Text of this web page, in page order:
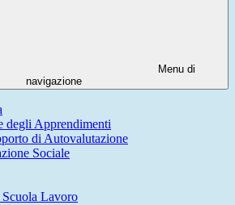
Menu di
navigazione
degli Apprendimenti
di Autovalutazione
Sociale
Lavoro